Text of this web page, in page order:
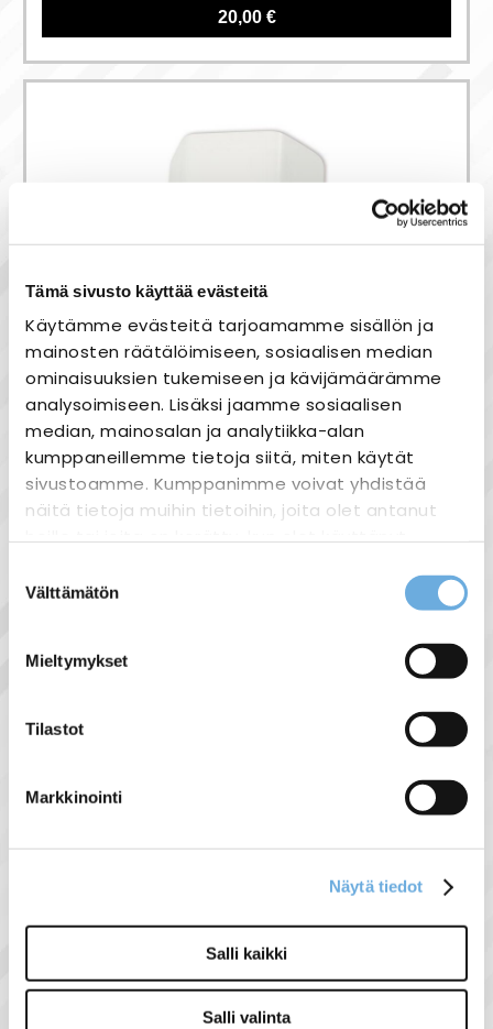
Tämä sivusto käyttää evästeitä
Käytämme evästeitä tarjoamamme sisällön ja
mainosten räätälöimiseen, sosiaalisen median
ominaisuuksien tukemiseen ja kävijämäärämme
analysoimiseen. Lisäksi jaamme sosiaalisen
median, mainosalan ja analytiikka-alan
kumppaneillemme tietoja siitä, miten käytät
sivustoamme. Kumppanimme voivat yhdistää
näitä tietoja muihin tietoihin, joita olet antanut
heille tai joita on kerätty, kun olet käyttänyt
valinta
Välttämätön
Mieltymykset
Tilastot
Markkinointi
Näytä tiedot
Salli kaikki
Salli valinta
20,00 €
LAMPETT ENSTO
231,00 €